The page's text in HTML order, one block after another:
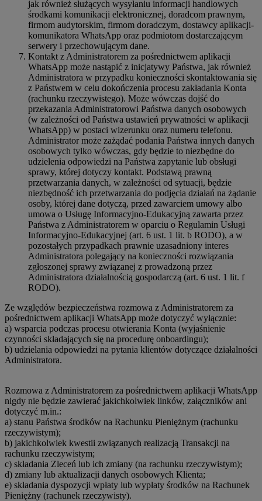
jak również służących wysyłaniu informacji handlowych
środkami komunikacji elektronicznej, doradcom prawnym,
firmom audytorskim, firmom doradczym, dostawcy aplikacji-
komunikatora WhatsApp oraz podmiotom dostarczającym
serwery i przechowującym dane.
Kontakt z Administratorem za pośrednictwem aplikacji
WhatsApp może nastąpić z inicjatywy Państwa, jak również
Administratora w przypadku konieczności skontaktowania się
z Państwem w celu dokończenia procesu zakładania Konta
(rachunku rzeczywistego). Może wówczas dojść do
przekazania Administratorowi Państwa danych osobowych
(w zależności od Państwa ustawień prywatności w aplikacji
WhatsApp) w postaci wizerunku oraz numeru telefonu.
Administrator może zażądać podania Państwa innych danych
osobowych tylko wówczas, gdy będzie to niezbędne do
udzielenia odpowiedzi na Państwa zapytanie lub obsługi
sprawy, której dotyczy kontakt. Podstawą prawną
przetwarzania danych, w zależności od sytuacji, będzie
niezbędność ich przetwarzania do podjęcia działań na żądanie
osoby, której dane dotyczą, przed zawarciem umowy albo
umowa o Usługę Informacyjno-Edukacyjną zawarta przez
Państwa z Administratorem w oparciu o Regulamin Usługi
Informacyjno-Edukacyjnej (art. 6 ust. 1 lit. b RODO), a w
pozostałych przypadkach prawnie uzasadniony interes
Administratora polegający na konieczności rozwiązania
zgłoszonej sprawy związanej z prowadzoną przez
Administratora działalnością gospodarczą (art. 6 ust. 1 lit. f
RODO).
Ze względów bezpieczeństwa rozmowa z Administratorem za
pośrednictwem aplikacji WhatsApp może dotyczyć wyłącznie:
a) wsparcia podczas procesu otwierania Konta (wyjaśnienie
czynności składających się na procedurę onboardingu);
b) udzielania odpowiedzi na pytania klientów dotyczące działalności
Administratora.
Rozmowa z Administratorem za pośrednictwem aplikacji WhatsApp
nigdy nie będzie zawierać jakichkolwiek linków, załączników ani
dotyczyć m.in.:
a) stanu Państwa środków na Rachunku Pieniężnym (rachunku
rzeczywistym);
b) jakichkolwiek kwestii związanych realizacją Transakcji na
rachunku rzeczywistym;
c) składania Zleceń lub ich zmiany (na rachunku rzeczywistym);
d) zmiany lub aktualizacji danych osobowych Klienta;
e) składania dyspozycji wpłaty lub wypłaty środków na Rachunek
Pieniężny (rachunek rzeczywisty).